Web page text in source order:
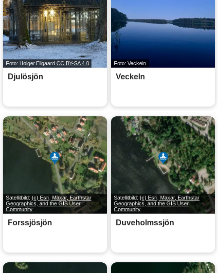
Foto: Holger.Ellgaard CC BY-SA 4.0
Djulösjön
Foto: Veckeln
Veckeln
Satellitbild: (c) Esri, Maxar, Earthstar
Geographics, and the GIS User
Community
Forssjösjön
Satellitbild: (c) Esri, Maxar, Earthstar
Geographics, and the GIS User
Community
Duveholmssjön